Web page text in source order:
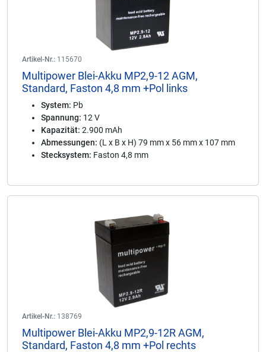
Artikel-Nr.: 115670
Multipower Blei-Akku MP2,9-12 AGM,
Standard, Faston 4,8 mm +Pol links
System: Pb
Spannung: 12 V
Kapazität: 2.900 mAh
Abmessungen: (L x B x H) 79 mm x 56 mm x 107 mm
Stecksystem: Faston 4,8 mm
Artikel-Nr.: 138769
Multipower Blei-Akku MP2,9-12R AGM,
Standard, Faston 4,8 mm +Pol rechts